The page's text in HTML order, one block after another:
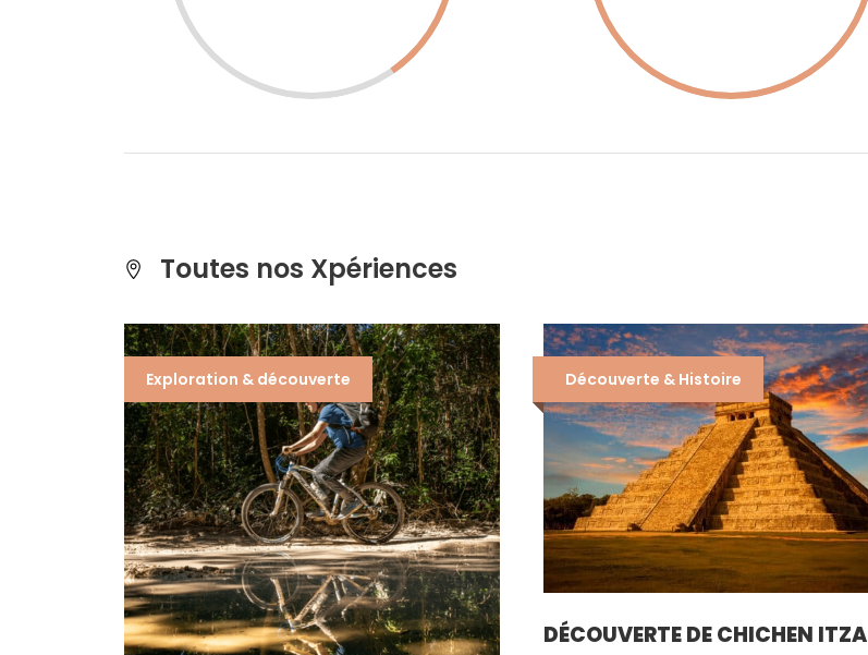
Toutes nos Xpériences
Exploration & découverte Découverte & Histoire
DÉCOUVERTE DE CHICHEN ITZA